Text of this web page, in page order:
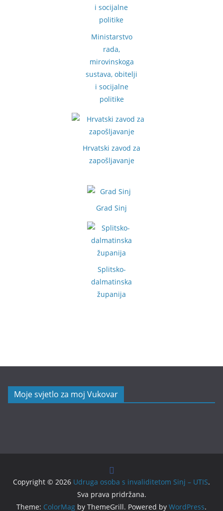
Ministarstvo
rada,
mirovinskoga
sustava, obitelji
i socijalne
politike
Hrvatski zavod za
zapošljavanje
Grad Sinj
Splitsko-
dalmatinska
županija
Moje svjetlo za moj Vukovar
Copyright © 2026 Udruga osoba s invaliditetom Sinj – UTIS.
Sva prava pridržana.
Theme: ColorMag by ThemeGrill. Powered by WordPress.